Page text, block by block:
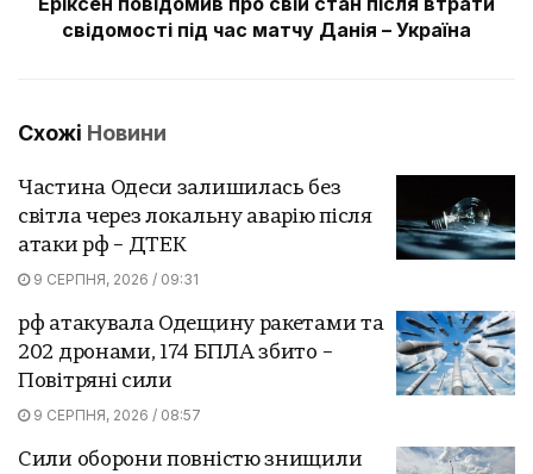
свідомості під час матчу Данія – Україна
Схожі Новини
Частина Одеси залишилась без
світла через локальну аварію після
атаки рф – ДТЕК
9 СЕРПНЯ, 2026 / 09:31
рф атакувала Одещину ракетами та
202 дронами, 174 БПЛА збито –
Повітряні сили
9 СЕРПНЯ, 2026 / 08:57
Сили оборони повністю знищили